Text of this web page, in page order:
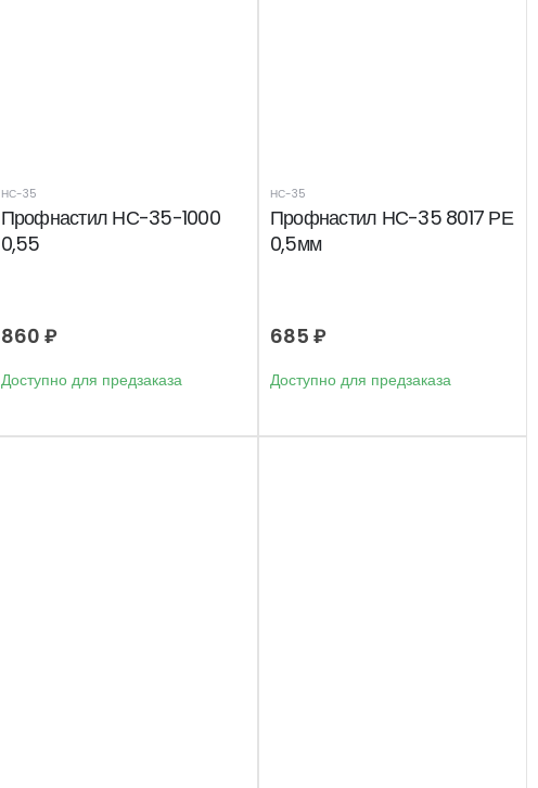
НС-35
Профнастил НС-35-1000
0,55
860 ₽
Доступно для предзаказа
НС-35
Профнастил НС-35 8017 РЕ
0,5мм
685 ₽
Доступно для предзаказа